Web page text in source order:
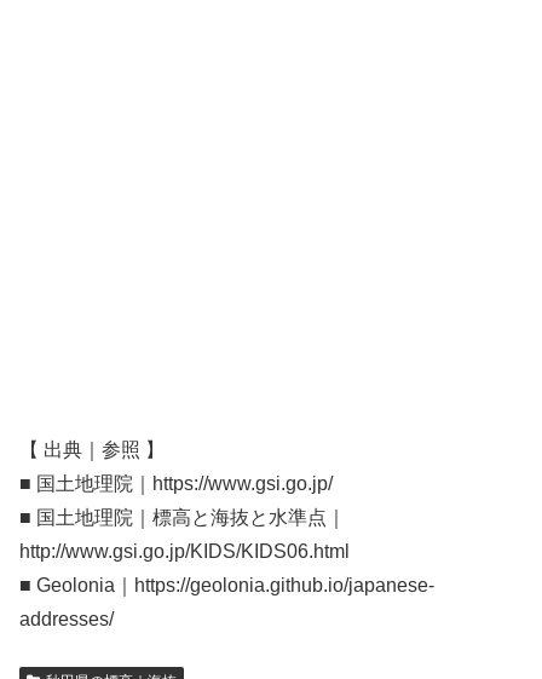
【 出典｜参照 】
■ 国土地理院｜https://www.gsi.go.jp/
■ 国土地理院｜標高と海抜と水準点｜
http://www.gsi.go.jp/KIDS/KIDS06.html
■ Geolonia｜https://geolonia.github.io/japanese-
addresses/